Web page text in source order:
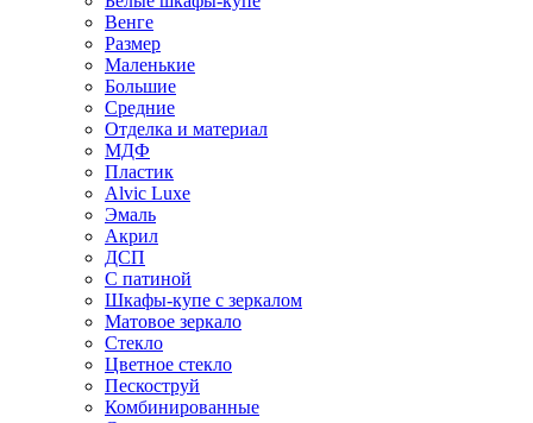
Венге
Размер
Маленькие
Большие
Средние
Отделка и материал
МДФ
Пластик
Alvic Luxe
Эмаль
Акрил
ДСП
С патиной
Шкафы-купе с зеркалом
Матовое зеркало
Стекло
Цветное стекло
Пескоструй
Комбинированные